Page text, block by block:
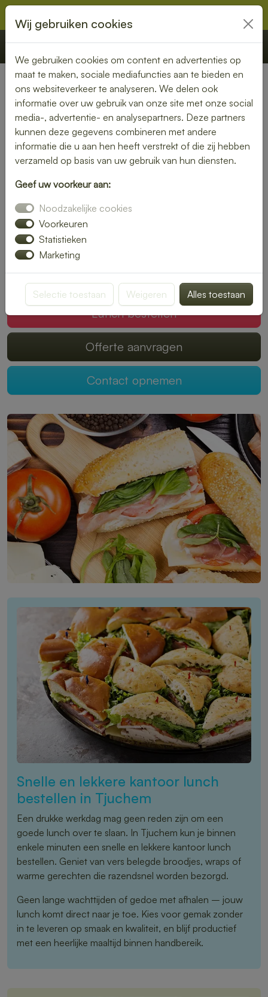
€ 0,00 Offerte Bestellen
Nederland» Tjuchem
Lunch bezorgen in Tjuchem –
smaakvol en gemakkelijk
in Tjuchem en geniet van verse gerechten op jouw
gewenste locatie. Van kleurrijke salades tot knapperige
broodjes – wij bezorgen jouw lunch vers en op tijd.
Plaats eenvoudig je bestelling online en laat je verrassen
door smaak en kwaliteit.
Mogen wij jouw lunch verzorgen?
Lunch bestellen
Offerte aanvragen
Contact opnemen
Snelle en lekkere kantoor lunch
bestellen in Tjuchem
Een drukke werkdag mag geen reden zijn om een
goede lunch over te slaan. In Tjuchem kun je binnen
enkele minuten een snelle en lekkere kantoor lunch
bestellen. Geniet van vers belegde broodjes, wraps of
warme gerechten die razendsnel worden bezorgd.
Geen lange wachttijden of gedoe met afhalen – jouw
lunch komt direct naar je toe. Kies voor gemak zonder
in te leveren op smaak en kwaliteit, en blijf productief
met een heerlijke maaltijd binnen handbereik.
Wij gebruiken cookies
We gebruiken cookies om content en advertenties op
maat te maken, sociale mediafuncties aan te bieden en
ons websiteverkeer te analyseren. We delen ook
informatie over uw gebruik van onze site met onze social
media-, advertentie- en analysepartners. Deze partners
kunnen deze gegevens combineren met andere
informatie die u aan hen heeft verstrekt of die zij hebben
verzameld op basis van uw gebruik van hun diensten.
Geef uw voorkeur aan:
Noodzakelijke cookies
Voorkeuren
Statistieken
Marketing
Selectie toestaan Weigeren Alles toestaan